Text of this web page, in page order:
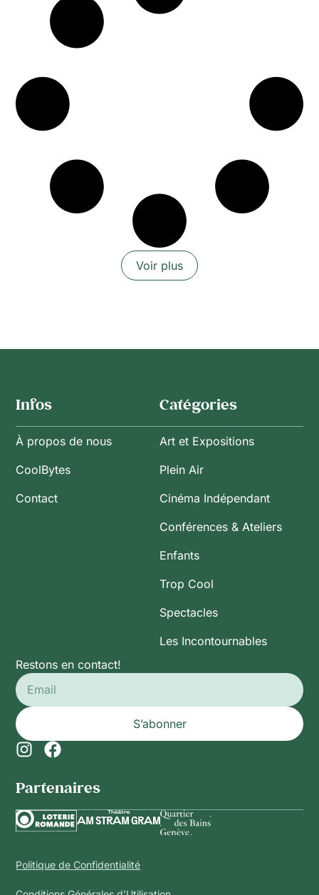
Voir plus
Infos
À propos de nous
CoolBytes
Contact
Catégories
Art et Expositions
Plein Air
Cinéma Indépendant
Conférences & Ateliers
Enfants
Trop Cool
Spectacles
Les Incontournables
Restons en contact!
S’abonner
Partenaires​
Politique de Confidentialité